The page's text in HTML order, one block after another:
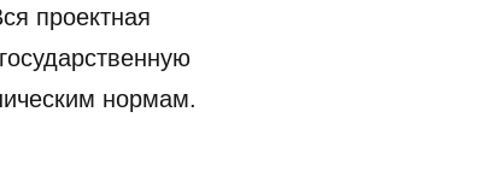
проектная
нормам.